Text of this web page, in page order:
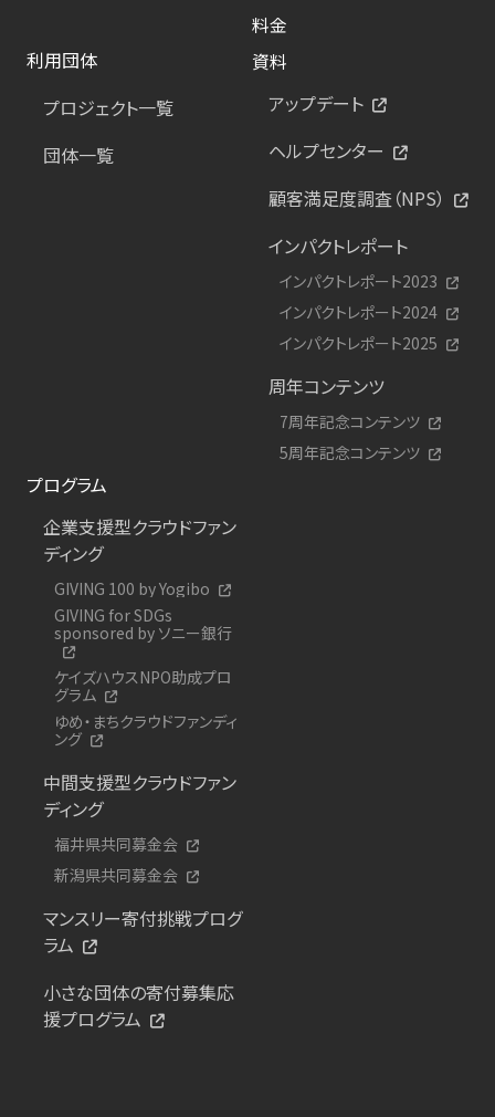
料金
利用団体
プロジェクト一覧
団体一覧
資料
アップデート
ヘルプセンター
顧客満足度調査（NPS）
インパクトレポート
インパクトレポート2023
インパクトレポート2024
インパクトレポート2025
周年コンテンツ
7周年記念コンテンツ
5周年記念コンテンツ
プログラム
企業支援型クラウドファン
ディング
GIVING 100 by Yogibo
GIVING for SDGs
sponsored by ソニー銀行
ケイズハウスNPO助成プロ
グラム
ゆめ・まちクラウドファンディ
ング
中間支援型クラウドファン
ディング
福井県共同募金会
新潟県共同募金会
マンスリー寄付挑戦プログ
ラム
小さな団体の寄付募集応
援プログラム